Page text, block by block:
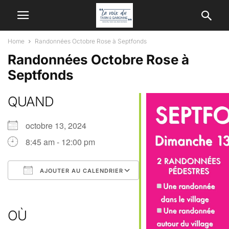
Home Randonnées Octobre Rose à Septfonds
Randonnées Octobre Rose à
Septfonds
QUAND
octobre 13, 2024
8:45 am - 12:00 pm
AJOUTER AU CALENDRIER
Outlook Live
OÙ